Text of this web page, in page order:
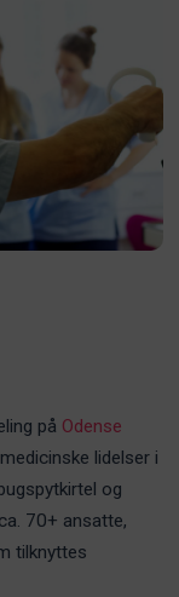
på Odense
lidelser i
og
70+ ansatte,
tilknyttes